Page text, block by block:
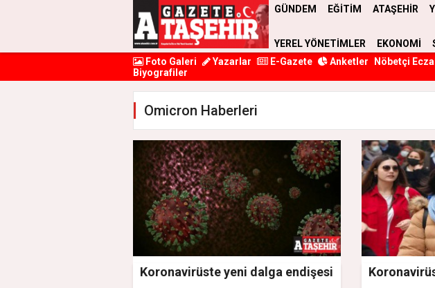
GÜNDEM EĞİTİM ATAŞEHİR
YEREL YÖNETİMLER EKONOMİ
Foto Galeri
Yazarlar E-Gazete Anketler Nöbetçi
Biyografiler
Omicron Haberleri
Koronavirüste yeni dalga endişesi